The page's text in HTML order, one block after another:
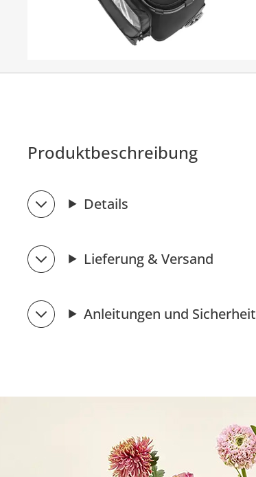
Produktbeschreibung
Details
Lieferung & Versand
Anleitungen und Sicherheit